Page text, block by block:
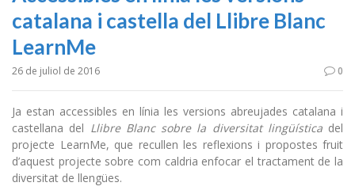
catalana i castella del Llibre Blanc
LearnMe
26 de juliol de 2016 0
Ja estan accessibles en línia les versions abreujades catalana i
castellana del Llibre Blanc sobre la diversitat lingüística del
projecte LearnMe, que recullen les reflexions i propostes fruit
d’aquest projecte sobre com caldria enfocar el tractament de la
diversitat de llengües.